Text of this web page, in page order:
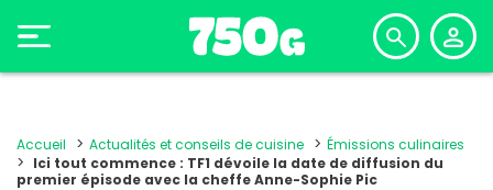
Accueil Actualités et conseils de cuisine
Émissions culinaires
Ici tout commence : TF1 dévoile la date de diffusion du
premier épisode avec la cheffe Anne-Sophie Pic